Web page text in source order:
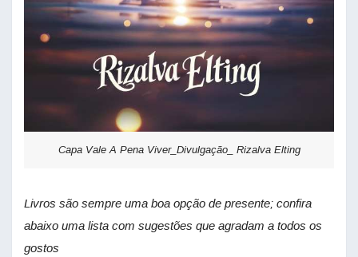
Capa Vale A Pena Viver_Divulgação_ Rizalva Elting
Livros são sempre uma boa opção de presente; confira
abaixo uma lista com sugestões que agradam a todos os
gostos